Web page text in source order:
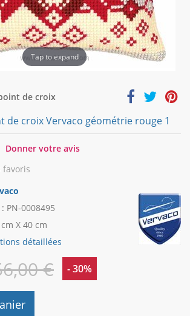
Tap to expand
de croix
de croix Vervaco géométrie rouge 1
0
Donner votre avis
favoris
PN-0008495
X 40 cm
détaillées
€ - 30%